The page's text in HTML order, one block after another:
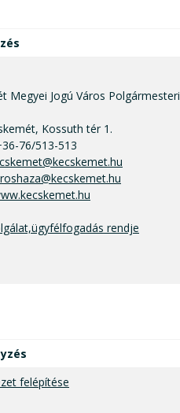
Megyei Jogú Város Polgármesteri
Kossuth tér 1.
76/513-513
rendje
felépítése